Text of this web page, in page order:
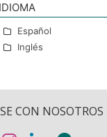
IDIOMA
Español
Inglés
CON NOSOTROS